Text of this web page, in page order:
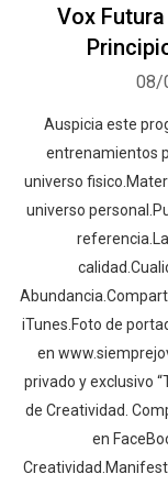
Vox
08/
Auspicia este
entrenamientos
universo
universo
iTunes.Foto de
en
privado y exclusivo
de Creatividad.
en